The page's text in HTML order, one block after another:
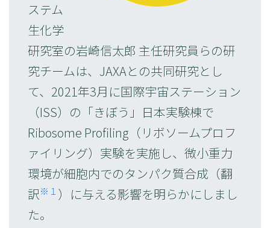
ステム
生化学
研究室の岩崎信太郎 主任研究員らの研
究チームは、JAXAとの共同研究とし
て、2021年3月に国際宇宙ステーション
（ISS）の「きぼう」日本実験棟で
Ribosome Profiling（リボソームプロフ
ァイリング）実験を実施し、微小重力
環境が細胞内でのタンパク質合成（翻
訳※１ ）に与える影響を明らかにしまし
た。